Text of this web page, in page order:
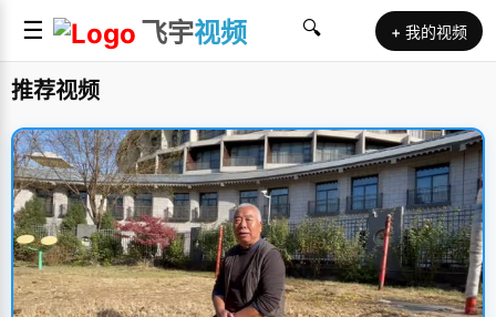
☰ 飞宇视频 🔍 + 我的视频
推荐视频